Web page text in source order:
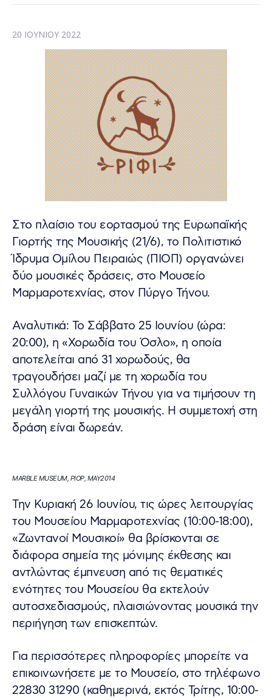
20 ΙΟΥΝΊΟΥ 2022
Στο πλαίσιο του εορτασμού της Ευρωπαϊκής
Γιορτής της Μουσικής (21/6), το Πολιτιστικό
Ίδρυμα Ομίλου Πειραιώς (ΠΙΟΠ) οργανώνει
δύο μουσικές δράσεις, στο Μουσείο
Μαρμαροτεχνίας, στον Πύργο Τήνου.
Αναλυτικά: Το Σάββατο 25 Ιουνίου (ώρα:
20:00), η «Χορωδία του Όσλο», η οποία
αποτελείται από 31 χορωδούς, θα
τραγουδήσει μαζί με τη χορωδία του
Συλλόγου Γυναικών Τήνου για να τιμήσουν τη
μεγάλη γιορτή της μουσικής. Η συμμετοχή στη
δράση είναι δωρεάν.
MARBLE MUSEUM, PIOP, MAY2014
Την Κυριακή 26 Ιουνίου, τις ώρες λειτουργίας
του Μουσείου Μαρμαροτεχνίας (10:00-18:00),
«Ζωντανοί Μουσικοί» θα βρίσκονται σε
διάφορα σημεία της μόνιμης έκθεσης και
αντλώντας έμπνευση από τις θεματικές
ενότητες του Μουσείου θα εκτελούν
αυτοσχεδιασμούς, πλαισιώνοντας μουσικά την
περιήγηση των επισκεπτών.
Για περισσότερες πληροφορίες μπορείτε να
επικοινωνήσετε με το Μουσείο, στο τηλέφωνο
22830 31290 (καθημερινά, εκτός Τρίτης, 10:00-